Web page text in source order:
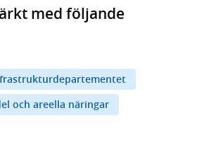
med följande
och areella näringar